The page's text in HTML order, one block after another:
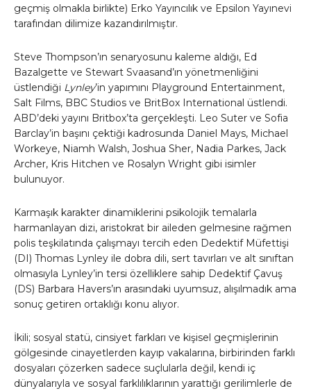
geçmiş olmakla birlikte) Erko Yayıncılık ve Epsilon Yayınevi
tarafından dilimize kazandırılmıştır.
Steve Thompson’ın senaryosunu kaleme aldığı, Ed
Bazalgette ve Stewart Svaasand’ın yönetmenliğini
üstlendiği Lynley’in yapımını Playground Entertainment,
Salt Films, BBC Studios ve BritBox International üstlendi.
ABD’deki yayını Britbox’ta gerçekleşti. Leo Suter ve Sofia
Barclay’in başını çektiği kadrosunda Daniel Mays, Michael
Workeye, Niamh Walsh, Joshua Sher, Nadia Parkes, Jack
Archer, Kris Hitchen ve Rosalyn Wright gibi isimler
bulunuyor.
Karmaşık karakter dinamiklerini psikolojik temalarla
harmanlayan dizi, aristokrat bir aileden gelmesine rağmen
polis teşkilatında çalışmayı tercih eden Dedektif Müfettişi
(DI) Thomas Lynley ile dobra dili, sert tavırları ve alt sınıftan
olmasıyla Lynley’in tersi özelliklere sahip Dedektif Çavuş
(DS) Barbara Havers’ın arasındaki uyumsuz, alışılmadık ama
sonuç getiren ortaklığı konu alıyor.
İkili; sosyal statü, cinsiyet farkları ve kişisel geçmişlerinin
gölgesinde cinayetlerden kayıp vakalarına, birbirinden farklı
dosyaları çözerken sadece suçlularla değil, kendi iç
dünyalarıyla ve sosyal farklılıklarının yarattığı gerilimlerle de